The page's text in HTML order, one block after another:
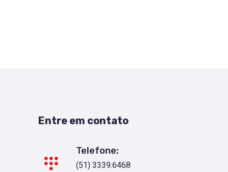
Entre em contato
Telefone:
(51) 3339.6468